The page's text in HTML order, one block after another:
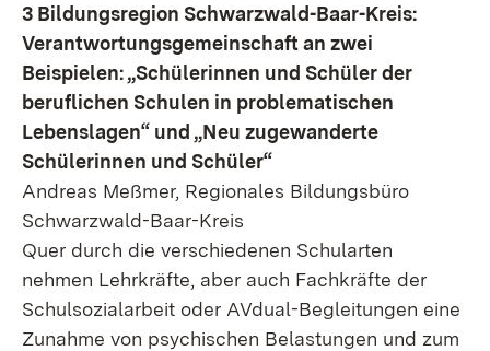
3 Bildungsregion Schwarzwald-Baar-Kreis:
Verantwortungsgemeinschaft an zwei
Beispielen: „Schülerinnen und Schüler der
beruflichen Schulen in problematischen
Lebenslagen“ und „Neu zugewanderte
Schülerinnen und Schüler“
Andreas Meßmer, Regionales Bildungsbüro
Schwarzwald-Baar-Kreis
Quer durch die verschiedenen Schularten
nehmen Lehrkräfte, aber auch Fachkräfte der
Schulsozialarbeit oder AVdual-Begleitungen eine
Zunahme von psychischen Belastungen und zum